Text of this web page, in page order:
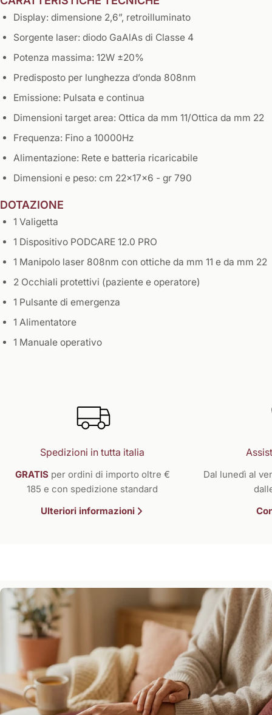
Display: dimensione 2,6”, retroilluminato
Sorgente laser: diodo GaAlAs di Classe 4
Potenza massima: 12W ±20%
Predisposto per lunghezza d’onda 808nm
Emissione: Pulsata e continua
Dimensioni target area: Ottica da mm 11/Ottica da mm 22
Frequenza: Fino a 10000Hz
Alimentazione: Rete e batteria ricaricabile
Dimensioni e peso: cm 22x17x6 - gr 790
DOTAZIONE
1 Valigetta
1 Dispositivo PODCARE 12.0 PRO
1 Manipolo laser 808nm con ottiche da mm 11 e da mm 22
2 Occhiali protettivi (paziente e operatore)
1 Pulsante di emergenza
1 Alimentatore
1 Manuale operativo
Spedizioni in tutta italia
GRATIS per ordini di importo oltre €
185 e con spedizione standard
Ulteriori informazioni
Dal lunedì al